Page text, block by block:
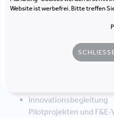
Die Arbeitsbereiche des
Bereitstellung von
Pilotprojekten und F&E-
Website ist werbefrei. Bitte treffen